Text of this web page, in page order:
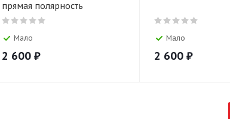
прямая полярность
Мало
2 600 ₽
Мало
2 600 ₽